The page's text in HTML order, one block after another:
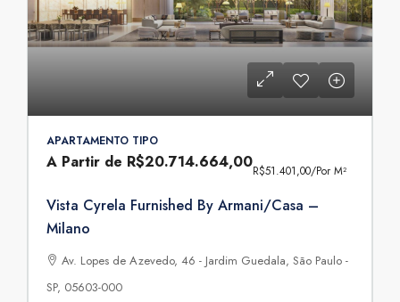
APARTAMENTO TIPO
A Partir de R$20.714.664,00R$51.401,00/Por M²
Vista Cyrela Furnished By Armani/Casa –
Milano
Av. Lopes de Azevedo, 46 - Jardim Guedala, São Paulo -
SP, 05603-000